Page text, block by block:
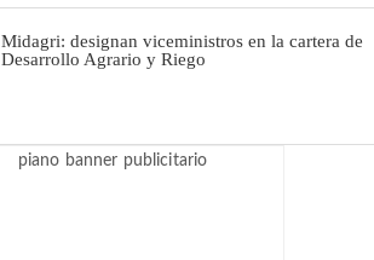
Midagri: designan viceministros en la cartera de
Desarrollo Agrario y Riego